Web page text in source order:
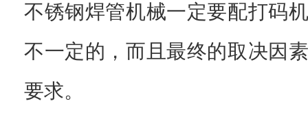
不锈钢焊管机械一定要配打码
不一定的，而且最终的取决因
要求。